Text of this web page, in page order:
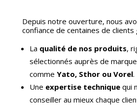
Depuis notre ouverture, nous
confiance de centaines de clients
La qualité de nos produits,
sélectionnés auprès de
comme Yato, Sthor ou Vorel.
Une expertise techniquequi
conseiller au mieux chaque